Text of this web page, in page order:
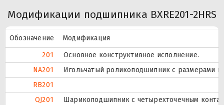
Модификации подшипника BXRE201-2HRS
Обозначение
Модификация
201
Основное конструктивное исполнение.
NA201
Игольчатый роликоподшипник с размерами
RB201
QJ201
Шарикоподшипник с четырехточечным